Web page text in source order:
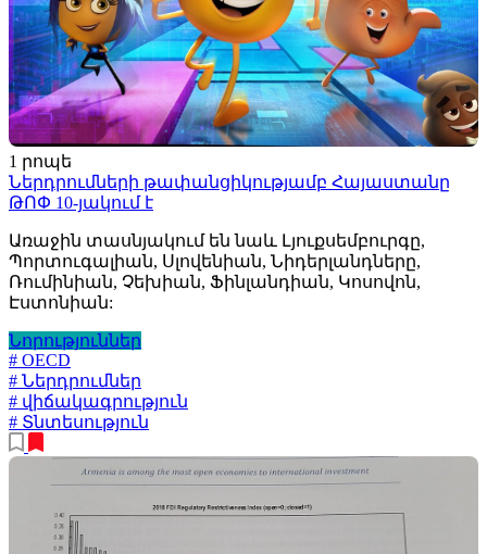
1 րոպե
Ներդրումների թափանցիկությամբ Հայաստանը
ԹՈՓ 10-յակում է
Առաջին տասնյակում են նաև Լյուքսեմբուրգը,
Պորտուգալիան, Սլովենիան, Նիդերլանդները,
Ռումինիան, Չեխիան, Ֆինլանդիան, Կոսովոն,
Էստոնիան:
Նորություններ
# OECD
# Ներդրումներ
# վիճակագրություն
# Տնտեսություն